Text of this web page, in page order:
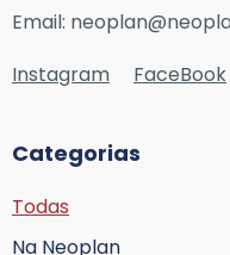
Email:
Instagram
FaceBook
Categorias
Todas
Na Neoplan